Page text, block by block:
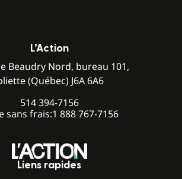
L’Action
Beaudry Nord, bureau 101,
(Québec) J6A 6A6
514 394-7156
sans frais:1 888 767-7156
Liens rapides